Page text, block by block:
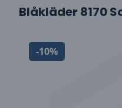
Blåkläder 8170
-10%